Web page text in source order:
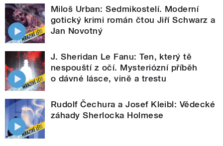
Miloš Urban: Sedmikostelí. Moderní
gotický krimi román čtou Jiří Schwarz a
Jan Novotný
J. Sheridan Le Fanu: Ten, který tě
nespouští z očí. Mysteriózní příběh
o dávné lásce, vině a trestu
Rudolf Čechura a Josef Kleibl: Vědecké
záhady Sherlocka Holmese